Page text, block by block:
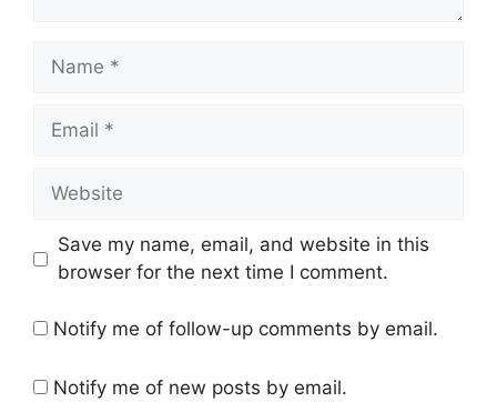
Name
Email
Website
Save my name, email, and website in this
browser for the next time I comment.
Notify me of follow-up comments by email.
Notify me of new posts by email.